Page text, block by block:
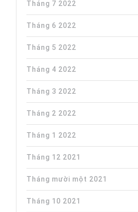
Tháng 7 2022
Tháng 6 2022
Tháng 5 2022
Tháng 4 2022
Tháng 3 2022
Tháng 2 2022
Tháng 1 2022
Tháng 12 2021
Tháng mười một 2021
Tháng 10 2021